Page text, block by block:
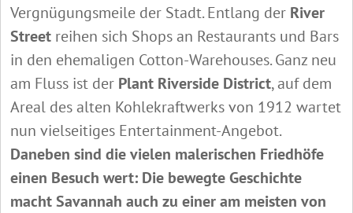
Vergnügungsmeile der Stadt. Entlang der River
Street reihen sich Shops an Restaurants und Bars
in den ehemaligen Cotton-Warehouses. Ganz neu
am Fluss ist der Plant Riverside District, auf dem
Areal des alten Kohlekraftwerks von 1912 wartet
nun vielseitiges Entertainment-Angebot.
Daneben sind die vielen malerischen Friedhöfe
einen Besuch wert: Die bewegte Geschichte
macht Savannah auch zu einer am meisten von